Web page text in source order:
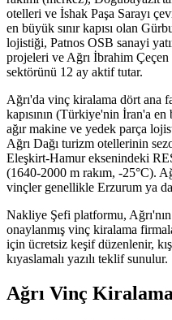
otelleri ve İshak Paşa Sarayı
en büyük sınır kapısı olan
lojistiği, Patnos OSB sanayi
projeleri ve Ağrı İbrahim
sektörünü 12 ay aktif tutar.
Ağrı'da vinç kiralama dört ana
kapısının (Türkiye'nin İran'a
ağır makine ve yedek parça
Ağrı Dağı turizm otellerinin
Eleşkirt-Hamur eksenindeki
(1640-2000 m rakım, -25°C).
vinçler genellikle Erzurum ya
Nakliye Şefi platformu,
onaylanmış vinç kiralama
için ücretsiz keşif düzenlenir,
kıyaslamalı yazılı teklif sunulur.
Ağrı Vinç